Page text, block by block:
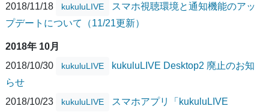
2018/11/18
kukuluLIVE
スマホ視聴環境と通知機能のアッ
プデートについて（11/21更新）
2018年 10月
2018/10/30
kukuluLIVE
kukuluLIVE Desktop2 廃止のお知
らせ
2018/10/23
kukuluLIVE
スマホアプリ「kukuluLIVE